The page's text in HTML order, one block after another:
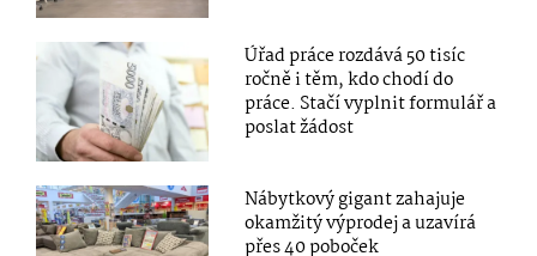
Úřad práce rozdává 50 tisíc
ročně i těm, kdo chodí do
práce. Stačí vyplnit formulář a
poslat žádost
Nábytkový gigant zahajuje
okamžitý výprodej a uzavírá
přes 40 poboček